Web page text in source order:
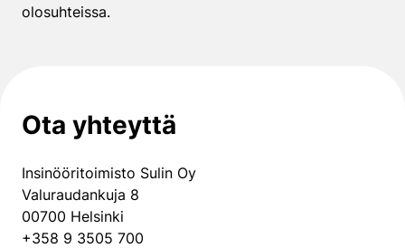
olosuhteissa.
Ota yhteyttä
Insinööritoimisto Sulin Oy
Valuraudankuja 8
00700 Helsinki
+358 9 3505 700